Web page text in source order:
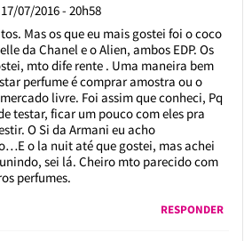
17/07/2016 - 20h58
Mas os que eu mais gostei foi o coco
da Chanel e o Alien, ambos EDP. Os
mto dife rente . Uma maneira bem
perfume é comprar amostra ou o
livre. Foi assim que conheci, Pq
testar, ficar um pouco com eles pra
O Si da Armani eu acho
o la nuit até que gostei, mas achei
sei lá. Cheiro mto parecido com
perfumes.
RESPONDER